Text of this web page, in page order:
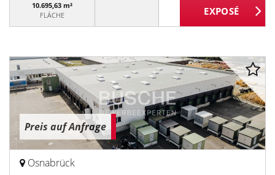
10.695,63 m²
FLÄCHE
Preis auf Anfrage
Osnabrück